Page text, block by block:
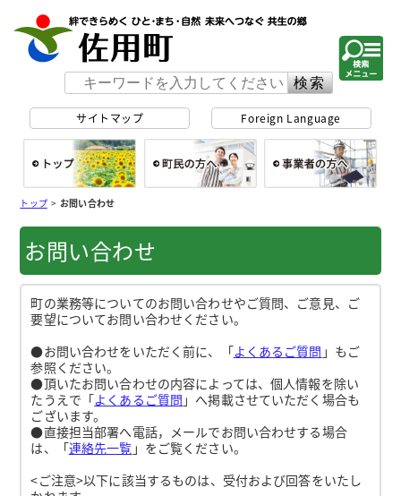
サイトマップ Foreign Language
トップ>お問い合わせ
お問い合わせ
町の業務等についてのお問い合わせやご質問、ご意見、ご
要望についてお問い合わせください。
●お問い合わせをいただく前に、「よくあるご質問 」もご
参照ください。
●頂いたお問い合わせの内容によっては、個人情報を除い
たうえで「よくあるご質問 」へ掲載させていただく場合も
ございます。
●直接担当部署へ電話，メールでお問い合わせする場合
は、「連絡先一覧 」をご覧ください。
<ご注意>以下に該当するものは、受付および回答をいたし